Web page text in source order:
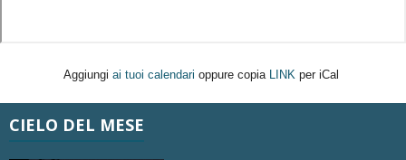
Aggiungi ai tuoi calendari oppure copia LINK per iCal
CIELO DEL MESE